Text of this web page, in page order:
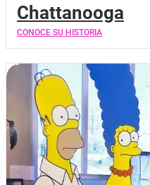
Chattanooga
CONOCE SU HISTORIA